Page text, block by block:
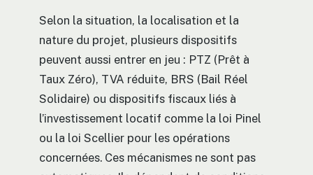
Selon la situation, la localisation et la
nature du projet, plusieurs dispositifs
peuvent aussi entrer en jeu : PTZ (Prêt à
Taux Zéro), TVA réduite, BRS (Bail Réel
Solidaire) ou dispositifs fiscaux liés à
l’investissement locatif comme la loi Pinel
ou la loi Scellier pour les opérations
concernées. Ces mécanismes ne sont pas